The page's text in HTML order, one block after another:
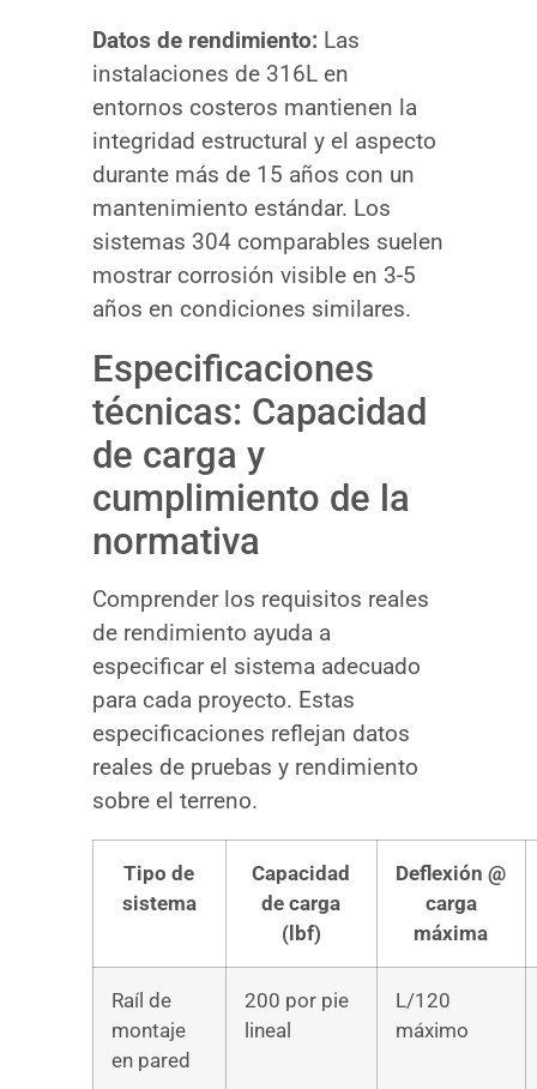
Datos de rendimiento: Las
instalaciones de 316L en
entornos costeros mantienen la
integridad estructural y el aspecto
durante más de 15 años con un
mantenimiento estándar. Los
sistemas 304 comparables suelen
mostrar corrosión visible en 3-5
años en condiciones similares.
Especificaciones
técnicas: Capacidad
de carga y
cumplimiento de la
normativa
Comprender los requisitos reales
de rendimiento ayuda a
especificar el sistema adecuado
para cada proyecto. Estas
especificaciones reflejan datos
reales de pruebas y rendimiento
sobre el terreno.
Tipo de
sistema
Capacidad
de carga
(lbf)
Deflexión @
carga
máxima
Raíl de
montaje
en pared
200 por pie
lineal
L/120
máximo